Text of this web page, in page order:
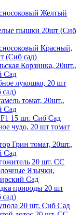
Желтый
пышки 20шт (Сиб
Красный,
(Сиб сад)
Корзинка, 20шт.,
Сад
лукошко, 20 шт
сад)
томат, 20шт.,
Сад
F1 15 шт. Сиб Сад
чудо, 20 шт томат
Грин томат, 20шт.,
Сад
20 шт. СС
Язычки,
Сад
природы 20 шт
сад)
20 шт. Сиб Сад